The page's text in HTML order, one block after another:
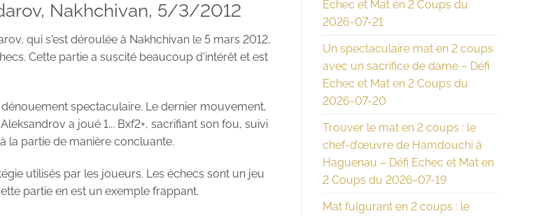
Nakhchivan, 5/3/2012
qui s'est déroulée à Nakhchivan le 5 mars 2012,
Cette partie a suscité beaucoup d'intérêt et est
spectaculaire. Le dernier mouvement,
a joué 1... Bxf2+, sacrifiant son fou, suivi
la partie de manière concluante.
utilisés par les joueurs. Les échecs sont un jeu
partie en est un exemple frappant.
Echec et Mat en 2 Coups du
2026-07-21
Un spectaculaire mat en 2 coups
avec un sacrifice de dame – Défi
Echec et Mat en 2 Coups du
2026-07-20
Trouver le mat en 2 coups : le
chef-d’œuvre de Hamdouchi à
Haguenau – Défi Echec et Mat en
2 Coups du 2026-07-19
Mat fulgurant en 2 coups : le